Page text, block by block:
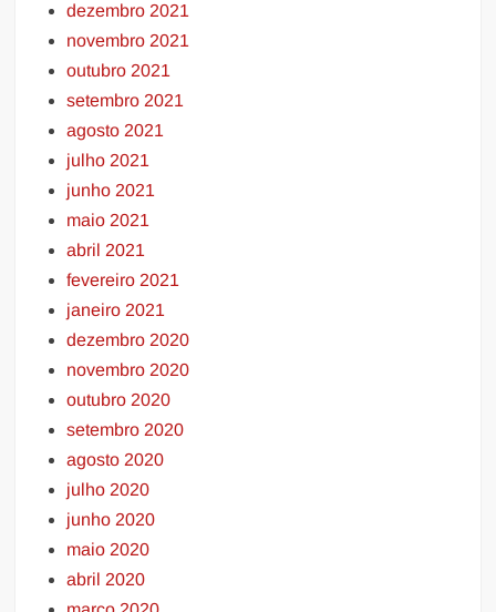
dezembro 2021
novembro 2021
outubro 2021
setembro 2021
agosto 2021
julho 2021
junho 2021
maio 2021
abril 2021
fevereiro 2021
janeiro 2021
dezembro 2020
novembro 2020
outubro 2020
setembro 2020
agosto 2020
julho 2020
junho 2020
maio 2020
abril 2020